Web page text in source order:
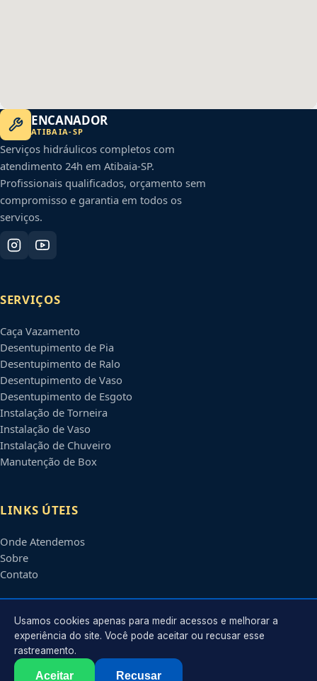
ENCANADOR
ATIBAIA-SP
Serviços hidráulicos completos com
atendimento 24h em Atibaia-SP.
Profissionais qualificados, orçamento sem
compromisso e garantia em todos os
serviços.
SERVIÇOS
Caça Vazamento
Desentupimento de Pia
Desentupimento de Ralo
Desentupimento de Vaso
Desentupimento de Esgoto
Instalação de Torneira
Instalação de Vaso
Instalação de Chuveiro
Manutenção de Box
LINKS ÚTEIS
Onde Atendemos
Sobre
Contato
CONTATO
Atendimento em
contato@encanadorematibaia.com.br
Usamos cookies apenas para medir acessos e melhorar a
experiência do site. Você pode aceitar ou recusar esse
rastreamento.
Aceitar Recusar